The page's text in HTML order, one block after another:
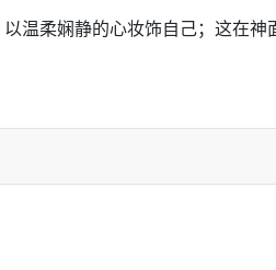
温柔娴静的心妆饰自己；这在神
和至善作成无亏的良心